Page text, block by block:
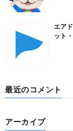
エア
ット
最近のコメント
アーカイブ